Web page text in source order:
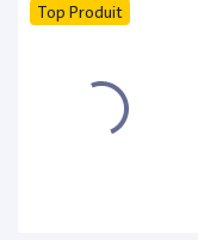
Top Produit